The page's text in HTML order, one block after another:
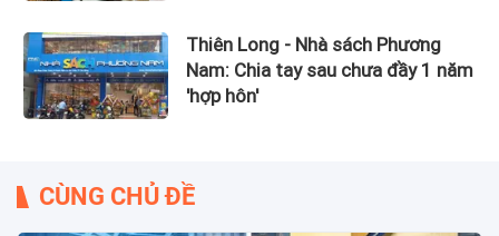
Thiên Long - Nhà sách Phương
Nam: Chia tay sau chưa đầy 1 năm
'hợp hôn'
CÙNG CHỦ ĐỀ